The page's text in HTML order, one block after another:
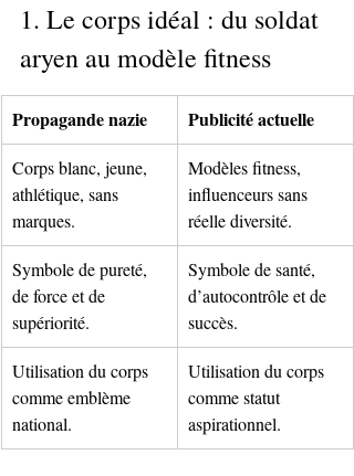
1. Le corps idéal : du soldat
aryen au modèle fitness
Propagande nazie Publicité actuelle
Corps blanc, jeune,
athlétique, sans
marques.
Modèles fitness,
influenceurs sans
réelle diversité.
Symbole de pureté,
de force et de
supériorité.
Symbole de santé,
d’autocontrôle et de
succès.
Utilisation du corps
comme emblème
national.
Utilisation du corps
comme statut
aspirationnel.